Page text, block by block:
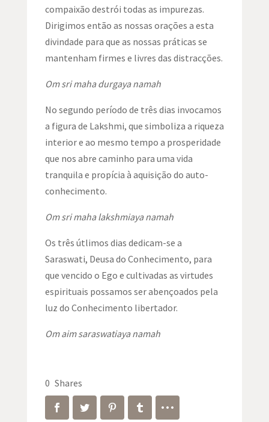
compaixão destrói todas as impurezas.
Dirigimos então as nossas orações a esta
divindade para que as nossas práticas se
mantenham firmes e livres das distracções.
Om sri maha durgaya namah
No segundo período de três dias invocamos
a figura de Lakshmi, que simboliza a riqueza
interior e ao mesmo tempo a prosperidade
que nos abre caminho para uma vida
tranquila e propícia à aquisição do auto-
conhecimento.
Om sri maha lakshmiaya namah
Os três útlimos dias dedicam-se a
Saraswati, Deusa do Conhecimento, para
que vencido o Ego e cultivadas as virtudes
espirituais possamos ser abençoados pela
luz do Conhecimento libertador.
Om aim saraswatiaya namah
0 Shares